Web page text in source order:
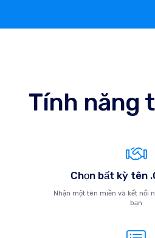
Tính năng
Chọn bất kỳ tên
Nhận một tên miền và kết nối
bạn